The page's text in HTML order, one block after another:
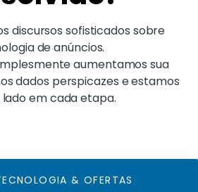
discursos sofisticados sobre
de anúncios.
aumentamos sua
dados perspicazes e estamos
lado em cada etapa.
& OFERTAS